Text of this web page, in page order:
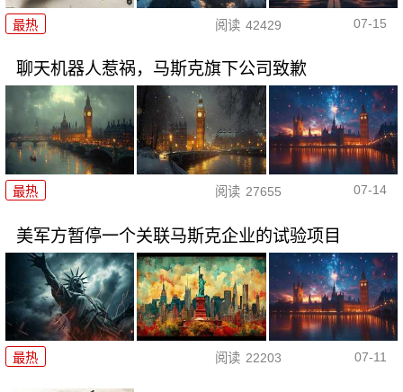
最热 阅读 42429 07-15
聊天机器人惹祸，马斯克旗下公司致歉
最热 阅读 27655 07-14
美军方暂停一个关联马斯克企业的试验项目
最热 阅读 22203 07-11